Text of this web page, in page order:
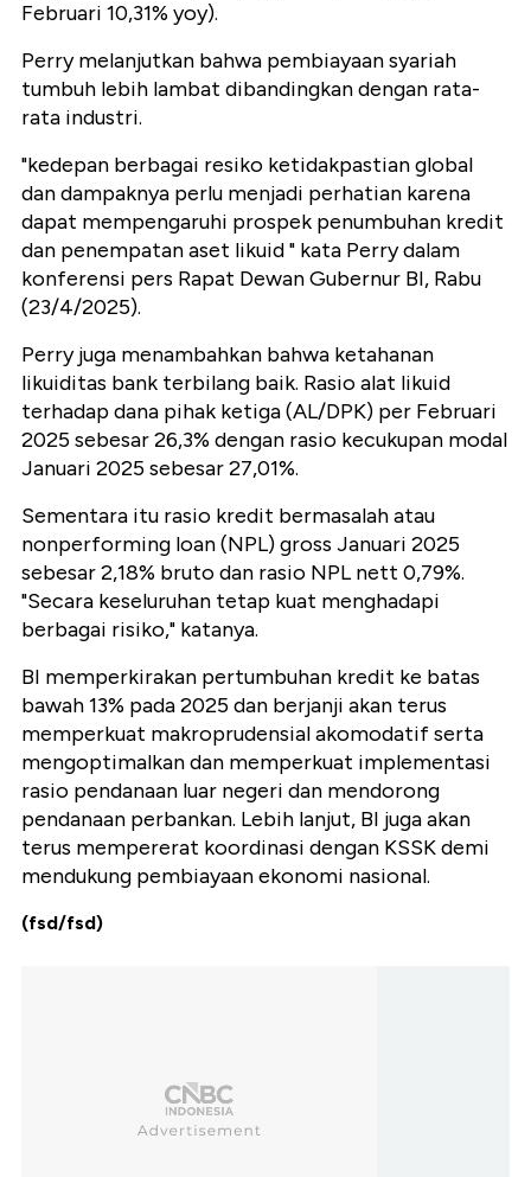
Februari 10,31% yoy).
Perry melanjutkan bahwa pembiayaan syariah
tumbuh lebih lambat dibandingkan dengan rata-
rata industri.
"kedepan berbagai resiko ketidakpastian global
dan dampaknya perlu menjadi perhatian karena
dapat mempengaruhi prospek penumbuhan kredit
dan penempatan aset likuid " kata Perry dalam
konferensi pers Rapat Dewan Gubernur BI, Rabu
(23/4/2025).
Perry juga menambahkan bahwa ketahanan
likuiditas bank terbilang baik. Rasio alat likuid
terhadap dana pihak ketiga (AL/DPK) per Februari
2025 sebesar 26,3% dengan rasio kecukupan modal
Januari 2025 sebesar 27,01%.
Sementara itu rasio kredit bermasalah atau
nonperforming loan (NPL) gross Januari 2025
sebesar 2,18% bruto dan rasio NPL nett 0,79%.
"Secara keseluruhan tetap kuat menghadapi
berbagai risiko," katanya.
BI memperkirakan pertumbuhan kredit ke batas
bawah 13% pada 2025 dan berjanji akan terus
memperkuat makroprudensial akomodatif serta
mengoptimalkan dan memperkuat implementasi
rasio pendanaan luar negeri dan mendorong
pendanaan perbankan. Lebih lanjut, BI juga akan
terus mempererat koordinasi dengan KSSK demi
mendukung pembiayaan ekonomi nasional.
(fsd/fsd)